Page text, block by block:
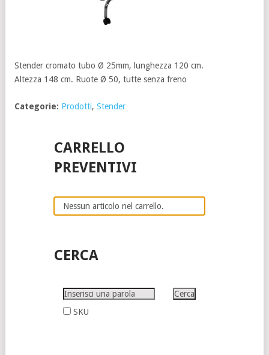
Stender cromato tubo Ø 25mm, lunghezza 120 cm.
Altezza 148 cm. Ruote Ø 50, tutte senza freno
Categorie: Prodotti, Stender
CARRELLO
PREVENTIVI
Nessun articolo nel carrello.
CERCA
SKU